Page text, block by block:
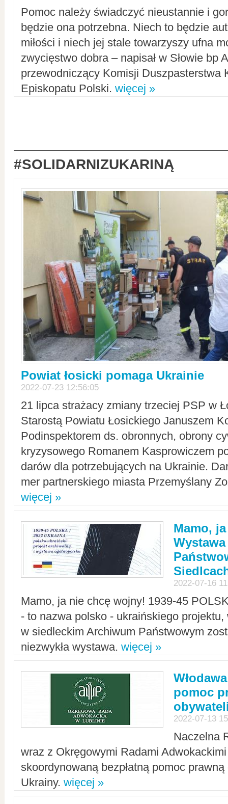
Pomoc należy świadczyć nieustannie i
będzie ona potrzebna. Niech to będzie
miłości i niech jej stale towarzyszy ufna
zwycięstwo dobra – napisał w Słowie bp
przewodniczący Komisji Duszpasterstwa
Episkopatu Polski. więcej »
#SOLIDARNIZUKARINĄ
Powiat łosicki pomaga Ukrainie
2022-07-23 12:56:05
21 lipca strażacy zmiany trzeciej PSP w
Starostą Powiatu Łosickiego Januszem
Podinspektorem ds. obronnych, obrony
kryzysowego Romanem Kasprowiczem
darów dla potrzebujących na Ukrainie.
mer partnerskiego miasta Przemyślany
więcej »
Mamo,
2022-07-16
Mamo, ja nie chcę wojny! 1939-45
- to nazwa polsko - ukraińskiego
w siedleckim Archiwum Państwowym
niezwykła wystawa. więcej »
pomoc
2022-07-13
Naczelna
wraz z Okręgowymi Radami Adwokackimi
skoordynowaną bezpłatną pomoc
Ukrainy. więcej »